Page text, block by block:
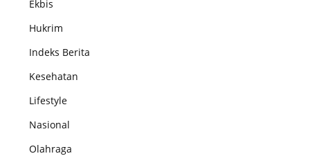
Ekbis
Hukrim
Indeks Berita
Kesehatan
Lifestyle
Nasional
Olahraga